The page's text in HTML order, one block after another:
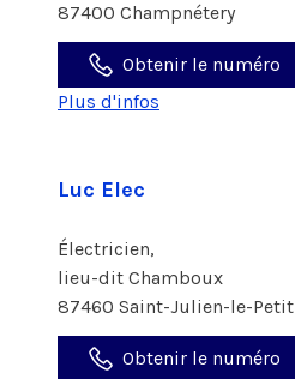
87400 Champnétery
Obtenir le numéro
Plus d'infos
Luc Elec
Électricien,
lieu-dit Chamboux
87460 Saint-Julien-le-Petit
Obtenir le numéro